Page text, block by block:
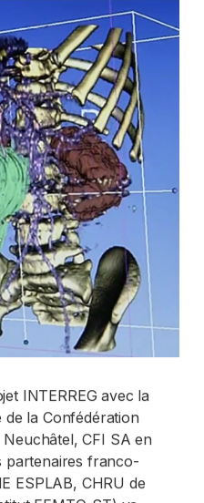
INTERREG avec la
la Confédération
CFI SA en
partenaires franco-
ESPLAB, CHRU de